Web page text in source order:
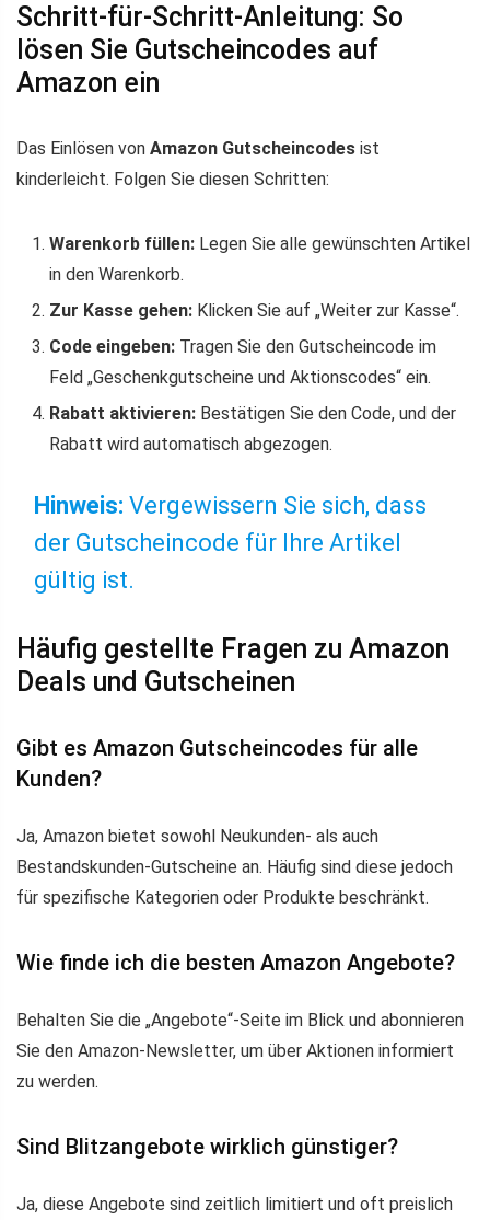
Schritt-für-Schritt-Anleitung: So
lösen Sie Gutscheincodes auf
Amazon ein
Das Einlösen von Amazon Gutscheincodes ist
kinderleicht. Folgen Sie diesen Schritten:
Warenkorb füllen: Legen Sie alle gewünschten Artikel
in den Warenkorb.
Zur Kasse gehen: Klicken Sie auf „Weiter zur Kasse“.
Code eingeben: Tragen Sie den Gutscheincode im
Feld „Geschenkgutscheine und Aktionscodes“ ein.
Rabatt aktivieren: Bestätigen Sie den Code, und der
Rabatt wird automatisch abgezogen.
Hinweis: Vergewissern Sie sich, dass
der Gutscheincode für Ihre Artikel
gültig ist.
Häufig gestellte Fragen zu Amazon
Deals und Gutscheinen
Gibt es Amazon Gutscheincodes für alle
Kunden?
Ja, Amazon bietet sowohl Neukunden- als auch
Bestandskunden-Gutscheine an. Häufig sind diese jedoch
für spezifische Kategorien oder Produkte beschränkt.
Wie finde ich die besten Amazon Angebote?
Behalten Sie die „Angebote“-Seite im Blick und abonnieren
Sie den Amazon-Newsletter, um über Aktionen informiert
zu werden.
Sind Blitzangebote wirklich günstiger?
Ja, diese Angebote sind zeitlich limitiert und oft preislich